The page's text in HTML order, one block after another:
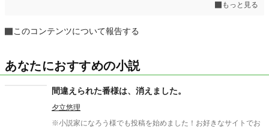
もっと見る
このコンテンツについて報告する
あなたにおすすめの小説
間違えられた番様は、消えました。
夕立悠理
※小説家になろう様でも投稿を始めました！お好きなサイトでお